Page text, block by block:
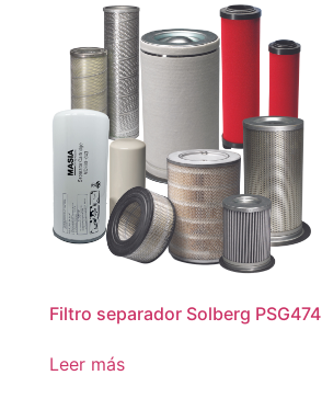
Filtro separador Solberg PSG474
Leer más